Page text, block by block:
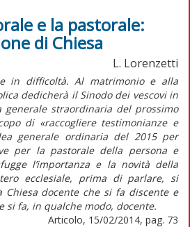
e la pastorale:
di Chiesa
L. Lorenzetti
in difficoltà. Al matrimonio e alla
dedicherà il Sinodo dei vescovi in
generale straordinaria del prossimo
di «raccogliere testimonianze e
generale ordinaria del 2015 per
per la pastorale della persona e
l’importanza e la novità della
ecclesiale, prima di parlare, si
Chiesa docente che si fa discente e
si fa, in qualche modo, docente.
Articolo, 15/02/2014, pag. 73